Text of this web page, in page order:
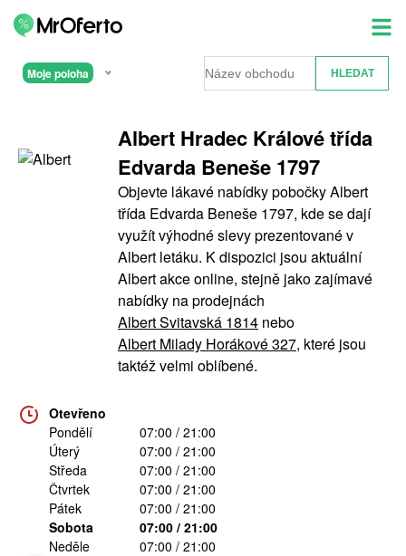
Moje poloha
Albert Hradec Králové třída
Edvarda Beneše 1797
Objevte lákavé nabídky pobočky Albert
třída Edvarda Beneše 1797, kde se dají
využít výhodné slevy prezentované v
Albert letáku. K dispozici jsou aktuální
Albert akce online, stejně jako zajímavé
nabídky na prodejnách
Albert Svitavská 1814 nebo
Albert Milady Horákové 327, které jsou
taktéž velmi oblíbené.
Otevřeno
Pondělí
07:00 / 21:00
Úterý
07:00 / 21:00
Středa
07:00 / 21:00
Čtvrtek
07:00 / 21:00
Pátek
07:00 / 21:00
Sobota
07:00 / 21:00
Neděle
07:00 / 21:00